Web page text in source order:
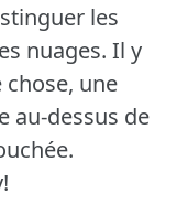
les
nuages. Il y
une
au-dessus de